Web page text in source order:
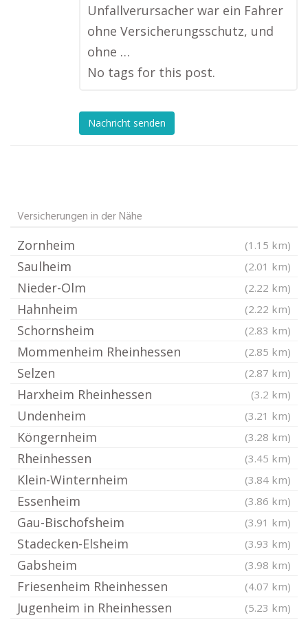
Unfallverursacher war ein Fahrer
ohne Versicherungsschutz, und
ohne …
No tags for this post.
Nachricht senden
Versicherungen in der Nähe
Zornheim (1.15 km)
Saulheim (2.01 km)
Nieder-Olm (2.22 km)
Hahnheim (2.22 km)
Schornsheim (2.83 km)
Mommenheim Rheinhessen (2.85 km)
Selzen (2.87 km)
Harxheim Rheinhessen (3.2 km)
Undenheim (3.21 km)
Köngernheim (3.28 km)
Rheinhessen (3.45 km)
Klein-Winternheim (3.84 km)
Essenheim (3.86 km)
Gau-Bischofsheim (3.91 km)
Stadecken-Elsheim (3.93 km)
Gabsheim (3.98 km)
Friesenheim Rheinhessen (4.07 km)
Jugenheim in Rheinhessen (5.23 km)